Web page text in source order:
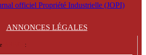
officiel Propriété Industrielle (JOPI)
ANNONCES LÉGALES
: